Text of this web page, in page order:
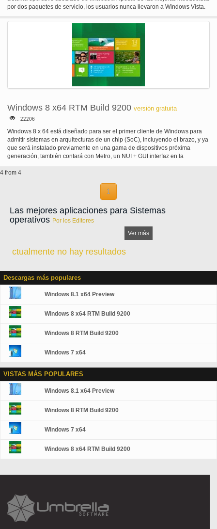
por dos paquetes de servicio, los usuarios nunca llevaron a Windows Vista.
Windows 8 x64 RTM Build 9200 versión gratuita
22206
Windows 8 x 64 está diseñado para ser el primer cliente de Windows para
admitir sistemas en arquitecturas de un chip (SoC), incluyendo el brazo, y ya
que será instalado previamente en una gama de dispositivos próxima
generación, también contará con Metro, un NUI + GUI interfaz en la
diseñado para permitir la creación de experiencias inmersivas.
4 from 4
1
Las mejores aplicaciones para Sistemas
operativos Por los Editores
Ver más
ctualmente no hay resultados
Descargas más populares
Windows 8.1 x64 Preview
Windows 8 x64 RTM Build 9200
Windows 8 RTM Build 9200
Windows 7 x64
VISTAS MÁS POPULARES
Windows 8.1 x64 Preview
Windows 8 RTM Build 9200
Windows 7 x64
Windows 8 x64 RTM Build 9200